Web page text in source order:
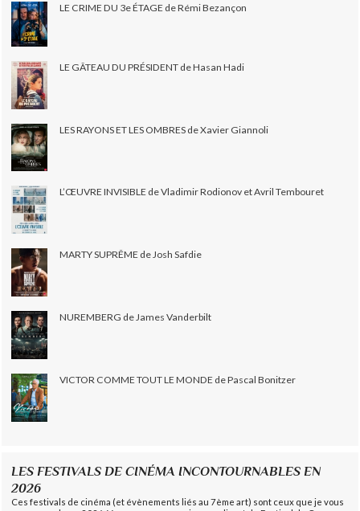
LE CRIME DU 3e ÉTAGE de Rémi Bezançon
LE GÂTEAU DU PRÉSIDENT de Hasan Hadi
LES RAYONS ET LES OMBRES de Xavier Giannoli
L’ŒUVRE INVISIBLE de Vladimir Rodionov et Avril Tembouret
MARTY SUPRÊME de Josh Safdie
NUREMBERG de James Vanderbilt
VICTOR COMME TOUT LE MONDE de Pascal Bonitzer
LES FESTIVALS DE CINÉMA INCONTOURNABLES EN
2026
Ces festivals de cinéma (et évènements liés au 7ème art) sont ceux que je vous